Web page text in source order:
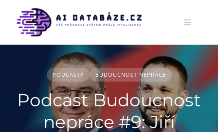
content
PODCASTY BUDOUCNOST NEPRÁCE
Podcast Budoucnost
nepráce #9: Jiří